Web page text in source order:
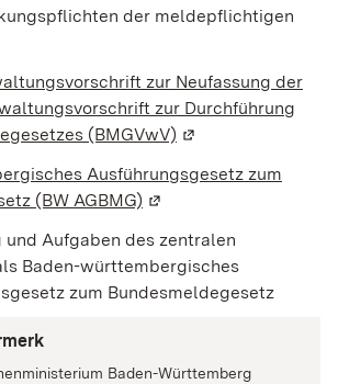
der meldepflichtigen
zur Neufassung der
zur Durchführung
(BMGVwV) (Wird in einem
Ausführungsgesetz zum
(BW AGBMG) (Wird in einem neuen
und Aufgaben des zentralen
Baden-württembergisches
zum Bundesmeldegesetz
Baden-Württemberg